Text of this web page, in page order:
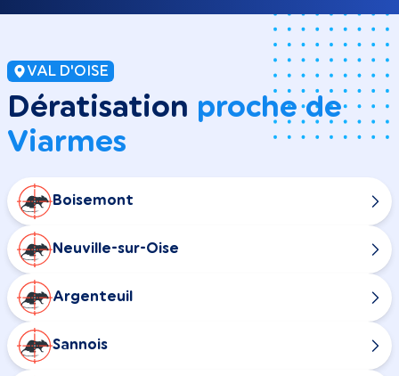
VAL D'OISE
Dératisation proche de
Viarmes
Boisemont
Neuville-sur-Oise
Argenteuil
Sannois